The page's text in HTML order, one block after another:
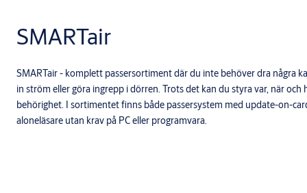
SMARTair
SMARTair - komplett passersortiment där du inte behöver dra några
in ström eller göra ingrepp i dörren. Trots det kan du styra var, när och
behörighet. I sortimentet finns både passersystem med update-on-
aloneläsare utan krav på PC eller programvara.